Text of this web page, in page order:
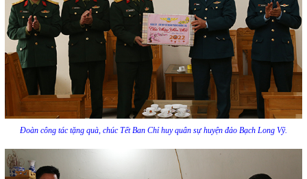
Đoàn công tác tặng quà, chúc Tết Ban Chỉ huy quân sự huyện đảo Bạch Long Vỹ.